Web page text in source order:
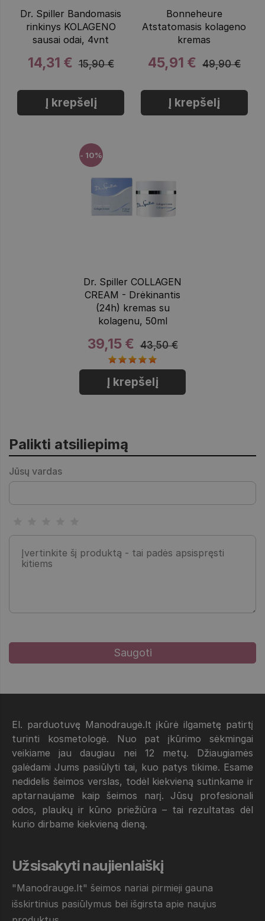
Dr. Spiller Bandomasis
rinkinys KOLAGENO
sausai odai, 4vnt
14,31 € 15,90 €
Į krepšelį
Bonneheure
Atstatomasis kolageno
kremas
45,91 € 49,90 €
Į krepšelį
Dr. Spiller COLLAGEN
CREAM - Drėkinantis
(24h) kremas su
kolagenu, 50ml
39,15 € 43,50 €
Į krepšelį
- 10%
Palikti atsiliepimą
Jūsų vardas
El. parduotuvę Manodraugė.lt įkūrė ilgametę patirtį
turinti kosmetologė. Nuo pat įkūrimo sėkmingai
veikiame jau daugiau nei 12 metų. Džiaugiamės
galėdami Jums pasiūlyti tai, kuo patys tikime. Esame
nedidelis šeimos verslas, todėl kiekvieną sutinkame ir
aptarnaujame kaip šeimos narį. Jūsų profesionali
odos, plaukų ir kūno priežiūra – tai rezultatas dėl
kurio dirbame kiekvieną dieną.
Užsisakyti naujienlaiškį
"Manodrauge.lt" šeimos nariai pirmieji gauna
išskirtinius pasiūlymus bei išgirsta apie naujus